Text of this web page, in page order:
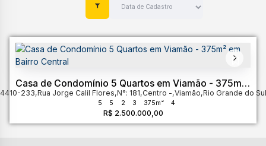
Casa de Condomínio 5 Quartos em Viamão - 375m²
em Bairro Central
R$ 2.500.000,00
233,Rua Jorge Calil Flores,N°: 181,Centro ,Viamão,Rio Grande do Sul
5 5 2 3 375m² 4